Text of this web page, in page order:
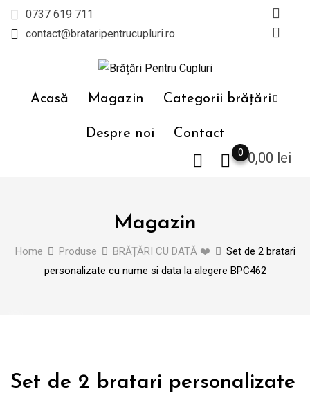
Skip
0737 619 711
contact@brataripentrucupluri.ro
Acasă Magazin Categorii brățări
Despre noi Contact
0,00 lei
0
Magazin
Home Produse BRĂȚĂRI CU DATĂ ❤️
Set de 2 bratari
personalizate cu nume si data la alegere BPC462
Set de 2 bratari personalizate